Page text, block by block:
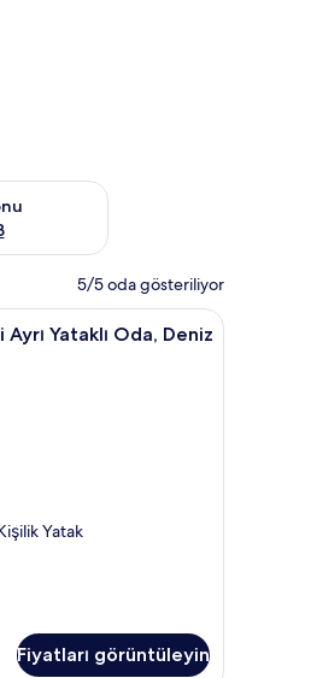
müsaitliği kontrol et Ağu 21 -
5/5 oda gösteriliyor
Tek Büyük veya İki Ayrı Yataklı
Yataklı Oda, Deniz
Yatak
Fiyatları görüntüleyin